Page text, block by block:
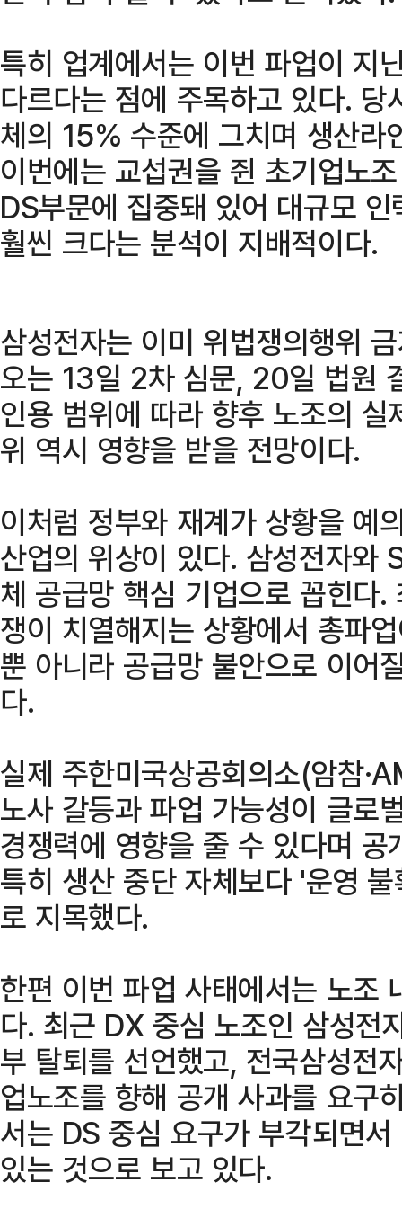
특히 업계에서는 이번 파업이
다르다는 점에 주목하고 있다.
체의 15% 수준에 그치며 생산라
이번에는 교섭권을 쥔 초기업노
DS부문에 집중돼 있어 대규모
훨씬 크다는 분석이 지배적이다.
삼성전자는 이미 위법쟁의행위
오는 13일 2차 심문, 20일 법원
인용 범위에 따라 향후 노조의
위 역시 영향을 받을 전망이다.
이처럼 정부와 재계가 상황을 예
산업의 위상이 있다. 삼성전자와
체 공급망 핵심 기업으로 꼽힌
쟁이 치열해지는 상황에서 총파
뿐 아니라 공급망 불안으로 이어
다.
실제 주한미국상공회의소(암참
노사 갈등과 파업 가능성이 글로
경쟁력에 영향을 줄 수 있다며
특히 생산 중단 자체보다 '운영
로 지목했다.
한편 이번 파업 사태에서는 노조
다. 최근 DX 중심 노조인 삼성전
부 탈퇴를 선언했고, 전국삼성전
업노조를 향해 공개 사과를 요구
서는 DS 중심 요구가 부각되면
있는 것으로 보고 있다.